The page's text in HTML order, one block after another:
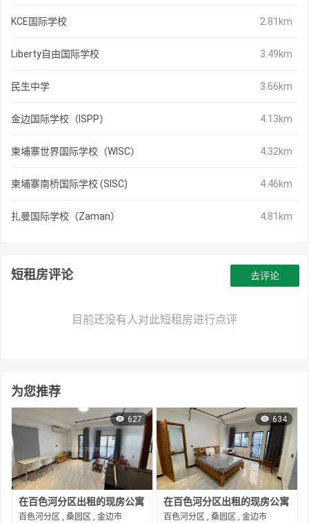
KCE国际学校 2.81km
Liberty自由国际学校 3.49km
民生中学 3.66km
金边国际学校（ISPP） 4.13km
柬埔寨世界国际学校（WISC） 4.32km
柬埔寨南桥国际学校 (SISC) 4.46km
扎曼国际学校（Zaman） 4.81km
短租房评论
目前还没有人对此短租房进行点评
去评论
为您推荐
627
在百色河分区出租的现房公寓
百色河分区 , 桑园区 , 金边市
634
在百色河分区出租的现房公寓
百色河分区 , 桑园区 , 金边市